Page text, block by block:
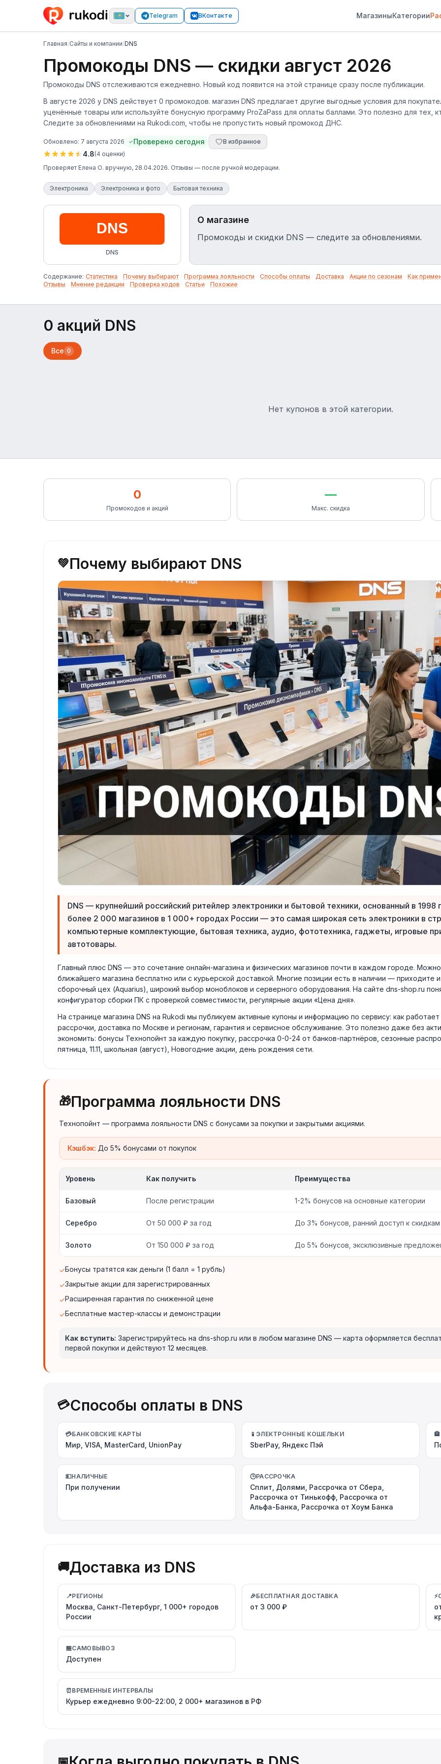
Telegram ВКонтакте МагазиныКатегории
Главная/Сайты и компании/DNS
Промокоды DNS — скидки август 2026
Промокоды DNS отслеживаются ежедневно. Новый код появится на этой странице сразу после публикации.
В августе 2026 у DNS действует 0 промокодов. магазин DNS предлагает другие выгодные условия для
уценённые товары или используйте бонусную программу ProZaPass для оплаты баллами. Это полезно для тех,
Следите за обновлениями на Rukodi.com, чтобы не пропустить новый промокод ДНС.
Обновлено: 7 августа 2026 Проверено сегодня В избранное
4.8(4 оценки)
Проверяет Елена О. вручную, 28.04.2026. Отзывы — после ручной модерации.
Электроника Электроника и фото Бытовая техника
DNS
О магазине
Промокоды и скидки DNS — следите за обновлениями.
Содержание: Статистика · Почему выбирают · Программа лояльности · Способы оплаты · Доставка · Акции по сезонам · Как
Отзывы · Мнение редакции · Проверка кодов · Статьи · Похожие
0 акций DNS
Все 0
Нет купонов в этой категории.
0
Промокодов и акций
—
Макс. скидка
💚Почему выбирают DNS
DNS — крупнейший российский ритейлер электроники и бытовой техники, основанный в 1998
более 2 000 магазинов в 1 000+ городах России — это самая широкая сеть электроники в
компьютерные комплектующие, бытовая техника, аудио, фототехника, гаджеты, игровые
автотовары.
Главный плюс DNS — это сочетание онлайн-магазина и физических магазинов почти в каждом городе.
ближайшего магазина бесплатно или с курьерской доставкой. Многие позиции есть в наличии — приходите
сборочный цех (Aquarius), широкий выбор моноблоков и серверного оборудования. На сайте dns-shop.ru
конфигуратор сборки ПК с проверкой совместимости, регулярные акции «Цена дня».
На странице магазина DNS на Rukodi мы публикуем активные купоны и информацию по сервису: как
рассрочки, доставка по Москве и регионам, гарантия и сервисное обслуживание. Это полезно даже без
экономить: бонусы Технопойнт за каждую покупку, рассрочка 0-0-24 от банков-партнёров, сезонные
пятница, 11.11, школьная (август), Новогодние акции, день рождения сети.
🎁Программа лояльности DNS
Технопойнт — программа лояльности DNS с бонусами за покупки и закрытыми акциями.
Кэшбэк: До 5% бонусами от покупок
Уровень Как получить Преимущества
Базовый После регистрации 1-2% бонусов на основные категории
Серебро От 50 000 ₽ за год До 3% бонусов, ранний доступ к скидкам
Золото От 150 000 ₽ за год До 5% бонусов, эксклюзивные
✓Бонусы тратятся как деньги (1 балл = 1 рубль)
✓Закрытые акции для зарегистрированных
✓Расширенная гарантия по сниженной цене
✓Бесплатные мастер-классы и демонстрации
Как вступить: Зарегистрируйтесь на dns-shop.ru или в любом магазине DNS — карта оформляется
первой покупки и действуют 12 месяцев.
💳Способы оплаты в DNS
💳БАНКОВСКИЕ КАРТЫ
Мир, VISA, MasterCard, UnionPay
📱 ЭЛЕКТРОННЫЕ КОШЕЛЬКИ
SberPay, Яндекс Пэй
🏦
💵НАЛИЧНЫЕ
При получении
🕒РАССРОЧКА
Сплит, Долями, Рассрочка от Сбера,
Рассрочка от Тинькофф, Рассрочка от
Альфа-Банка, Рассрочка от Хоум Банка
🚚Доставка из DNS
📍РЕГИОНЫ
Москва, Санкт-Петербург, 1 000+ городов
России
🎉БЕСПЛАТНАЯ ДОСТАВКА
от 3 000 ₽
⚡
🏪САМОВЫВОЗ
Доступен
⏰ВРЕМЕННЫЕ ИНТЕРВАЛЫ
Курьер ежедневно 9:00-22:00, 2 000+ магазинов в РФ